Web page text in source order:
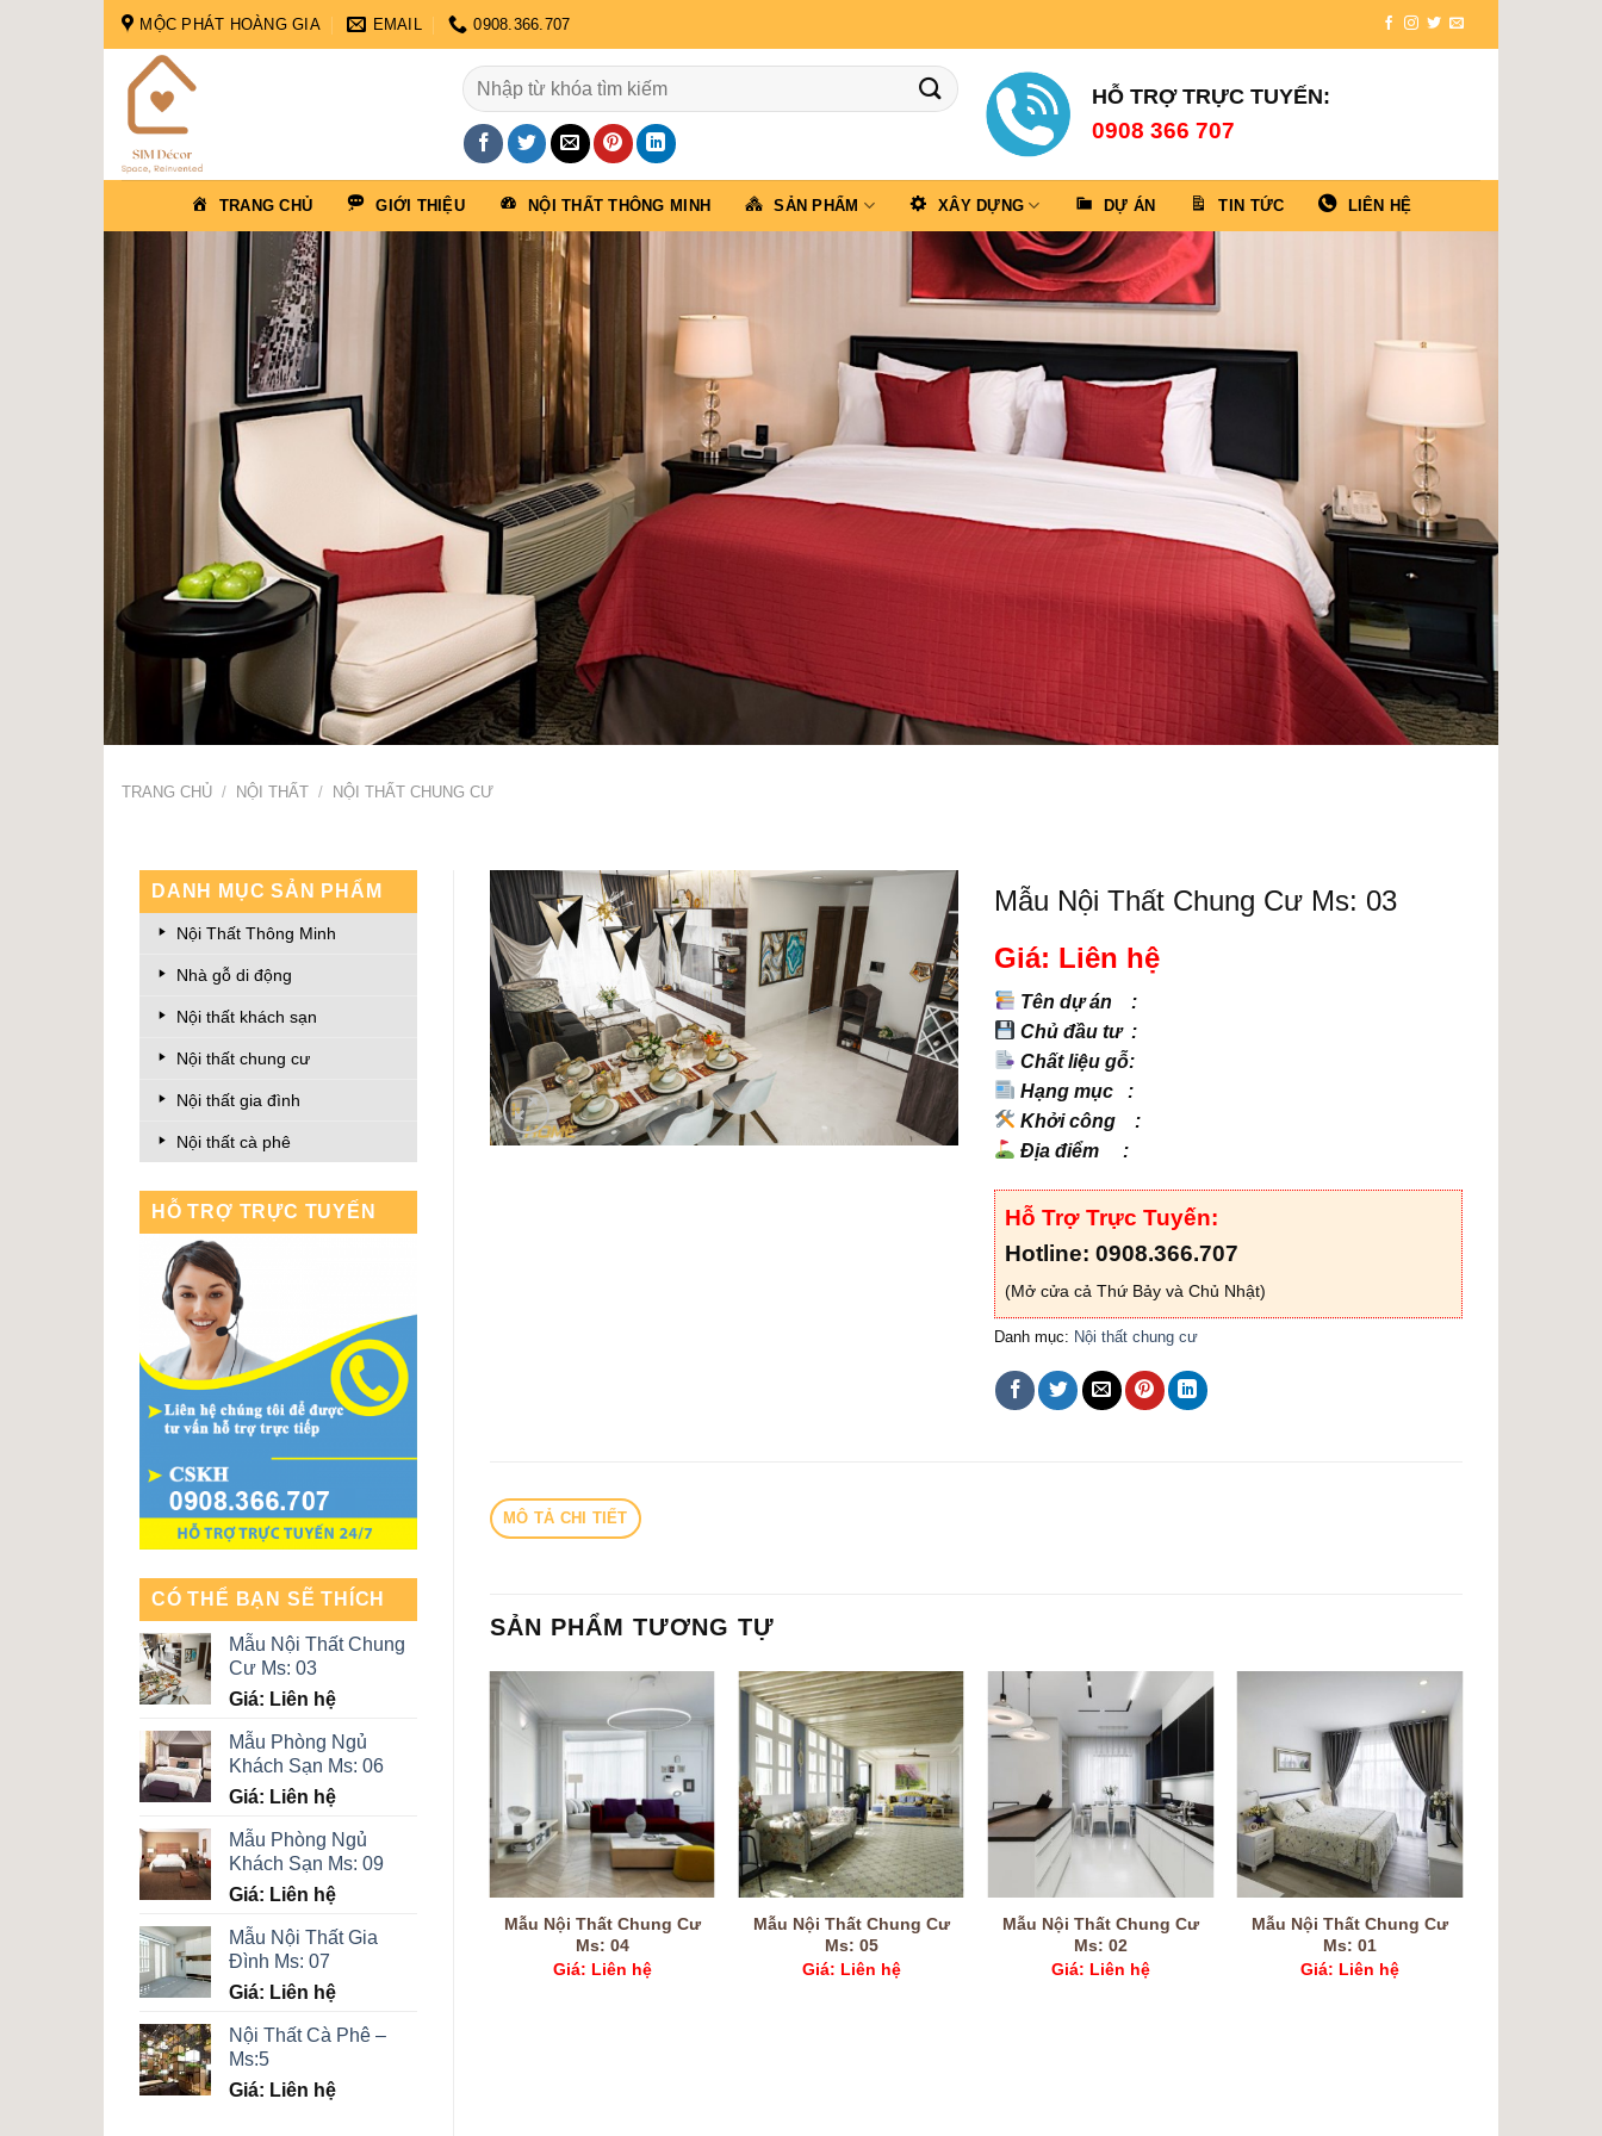
Skip
content
MỘC PHÁT HOÀNG GIA EMAIL 0908.366.707
Tìm
kiếm:
HỖ TRỢ TRỰC TUYẾN:
0908 366 707
TRANG CHỦ GIỚI THIỆU NỘI THẤT THÔNG MINH SẢN PHẨM XÂY DỰNG DỰ ÁN TIN TỨC LIÊN HỆ
TRANG CHỦ / NỘI THẤT / NỘI THẤT CHUNG CƯ
DANH MỤC SẢN PHẨM
Nội Thất Thông Minh
Nhà gỗ di động
Nội thất khách sạn
Nội thất chung cư
Nội thất gia đình
Nội thất cà phê
HỖ TRỢ TRỰC TUYẾN
CÓ THỂ BẠN SẼ THÍCH
Mẫu Nội Thất Chung
Cư Ms: 03
Giá: Liên hệ
Mẫu Phòng Ngủ
Khách Sạn Ms: 06
Giá: Liên hệ
Mẫu Phòng Ngủ
Khách Sạn Ms: 09
Giá: Liên hệ
Mẫu Nội Thất Gia
Đình Ms: 07
Giá: Liên hệ
Nội Thất Cà Phê –
Ms:5
Giá: Liên hệ
Mẫu Nội Thất Chung Cư Ms: 03
Giá: Liên hệ
Tên dự án :
Chủ đầu tư :
Chất liệu gỗ:
Hạng mục :
Khởi công :
Địa điểm :
Hỗ Trợ Trực Tuyến:
Hotline: 0908.366.707
(Mở cửa cả Thứ Bảy và Chủ Nhật)
Danh mục: Nội thất chung cư
MÔ TẢ CHI TIẾT
SẢN PHẨM TƯƠNG TỰ
Mẫu Nội Thất Chung Cư
Ms: 04
Giá: Liên hệ
Mẫu Nội Thất Chung Cư
Ms: 05
Giá: Liên hệ
Mẫu Nội Thất Chung Cư
Ms: 02
Giá: Liên hệ
Mẫu Nội Thất Chung Cư
Ms: 01
Giá: Liên hệ